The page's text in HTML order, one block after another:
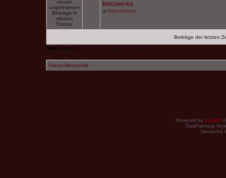
Netzwerke
in Allgemeines
Beiträge der letzten
Seite 1 von 1
Foren-Übersicht
Powered by phpBB
DarkFantasy
Deutsche